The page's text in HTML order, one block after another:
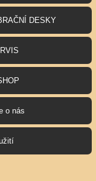
DESKY
o nás